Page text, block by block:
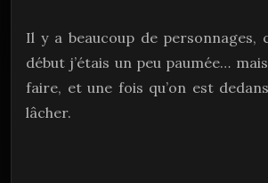
Il y a beaucoup de personnages,
début j’étais un peu paumée…
faire, et une fois qu’on est
lâcher.